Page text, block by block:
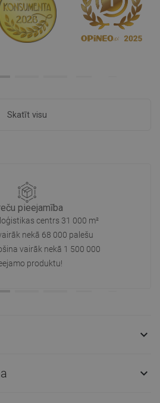
Skatīt visu
pieejamība
centrs 31 000 m²
nekā 68 000 palešu
vairāk nekā 1 500 000
produktu!

